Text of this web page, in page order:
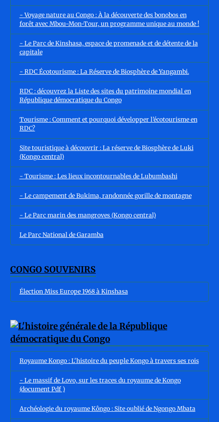
- Voyage nature au Congo : À la découverte des bonobos en
forêt avec Mbou-Mon-Tour, un programme unique au monde !
- Le Parc de Kinshasa, espace de promenade et de détente de la
capitale
- RDC Écotourisme : La Réserve de Biosphère de Yangambi.
RDC : découvrez la Liste des sites du patrimoine mondial en
République démocratique du Congo
Tourisme : Comment et pourquoi développer l’écotourisme en
RDC?
Site touristique à découvrir : La réserve de Biosphère de Luki
(Kongo central)
- Tourisme : Les lieux incontournables de Lubumbashi
- Le campement de Bukima, randonnée gorille de montagne
- Le Parc marin des mangroves (Kongo central)
Le Parc National de Garamba
CONGO SOUVENIRS
Élection Miss Europe 1968 à Kinshasa
Royaume Kongo : L'histoire du peuple Kongo à travers ses rois
- Le massif de Lovo, sur les traces du royaume de Kongo
(document Pdf )
Archéologie du royaume Kôngo : Site oublié de Ngongo Mbata